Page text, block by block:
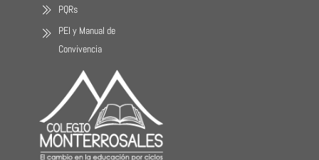
PQRs
PEI y Manual de
Convivencia